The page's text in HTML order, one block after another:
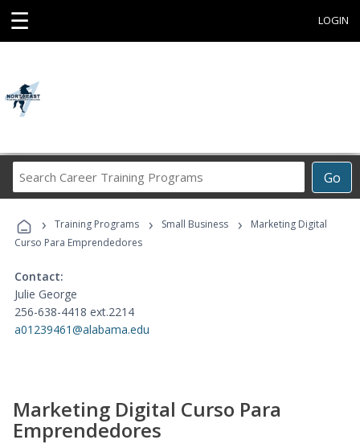
☰ LOGIN
Go
Career
Programs
› Training Programs › Small Business ›
Marketing Digital
Curso Para Emprendedores
Contact:
Julie George
256-638-4418 ext.2214
a01239461@alabama.edu
Marketing Digital Curso Para
Emprendedores